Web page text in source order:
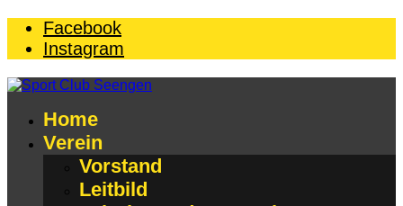
Facebook
Instagram
Home
Verein
Vorstand
Leitbild